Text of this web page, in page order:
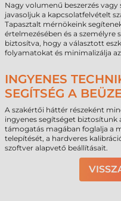
Nagy volumenű beszerzés
javasoljuk a kapcsolatfelvételt
Tapasztalt mérnökeink
értelmezésében és a személyre
biztosítva, hogy a választott
folyamatokat és minimalizálja
INGYENES
SEGÍTSÉG A
A szakértői háttér részeként
ingyenes segítséget biztosítunk
támogatás magában foglalja a
telepítését, a hardveres
szoftver alapvető beállításait.